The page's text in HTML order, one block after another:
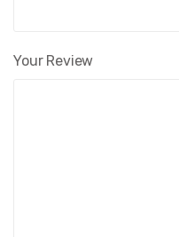
Your Review